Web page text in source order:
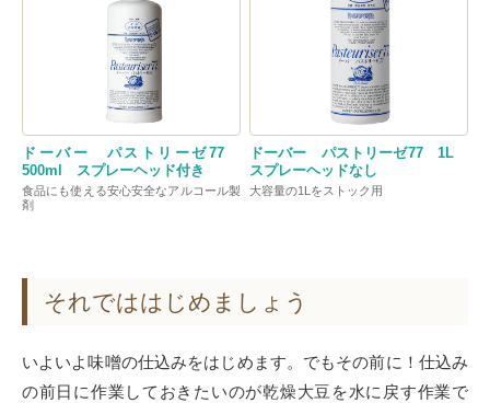
ドーバー パストリーゼ77
500ml スプレーヘッド付き
食品にも使える安心安全なアルコール製
剤
ドーバー パストリーゼ77 1L
スプレーヘッドなし
大容量の1Lをストック用
それでははじめましょう
いよいよ味噌の仕込みをはじめます。でもその前に！仕込み
の前日に作業しておきたいのが乾燥大豆を水に戻す作業で